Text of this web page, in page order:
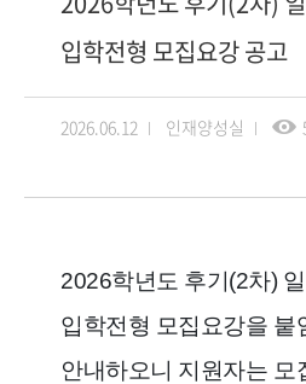
입학전형 모집요강 공고
2026.06.12 인재양성실
2026학년도 후기(2차)
입학전형 모집요강을 붙
안내하오니 지원자는 모